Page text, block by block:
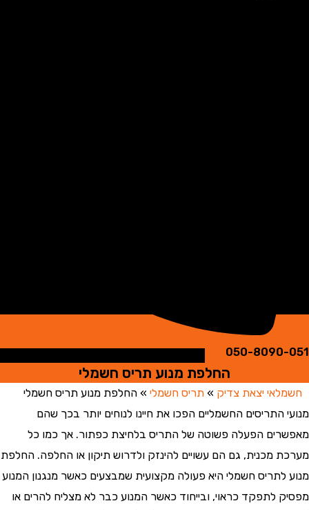
050-
החלפת מנוע תריס חשמלי
יצאת צדיק »תריס חשמלי»החלפת מנוע תריס חשמלי
התריסים החשמליים הפכו את חיינו לנוחים יותר בכך שהם
הפעלה פשוטה של התריס בלחיצת כפתור. אך כמו כל
מכנית, גם הם עשויים להינזק ולדרוש תיקון או החלפה. החלפת
חשמלי היא פעולה מקצועית שמבצעים כאשר מנגנון המנוע
לתפקד כראוי, ובייחוד כאשר המנוע כבר לא מצליח להרים או